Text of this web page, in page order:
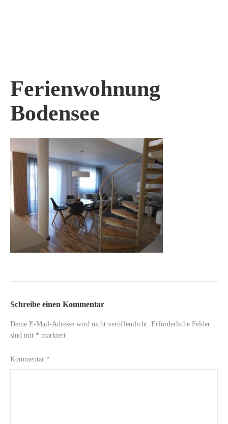
Ferienwohnung
Bodensee
Schreibe einen Kommentar
Deine E-Mail-Adresse wird nicht veröffentlicht. Erforderliche Felder
sind mit * markiert
Kommentar *